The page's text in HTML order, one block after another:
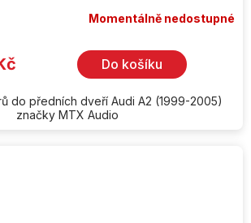
Momentálně nedostupné
Do košíku
do předních dveří Audi A2 (1999-2005)
značky MTX Audio